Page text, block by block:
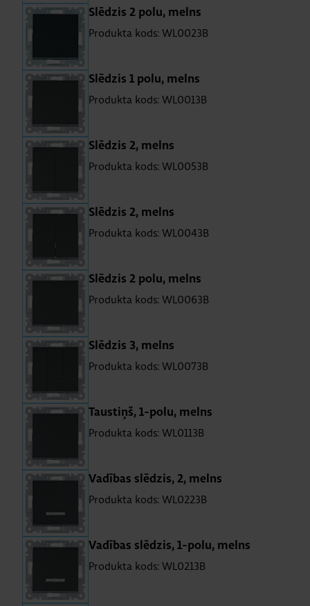
Slē­dzis 2 polu, melns
Produkta kods: WL0023B
Slē­dzis 1 polu, melns
Produkta kods: WL0013B
Slē­dzis 2, melns
Produkta kods: WL0053B
Slē­dzis 2, melns
Produkta kods: WL0043B
Slē­dzis 2 polu, melns
Produkta kods: WL0063B
Slē­dzis 3, melns
Produkta kods: WL0073B
Taus­tiņš, 1-polu, melns
Produkta kods: WL0113B
Va­dī­bas slē­dzis, 2, melns
Produkta kods: WL0223B
Va­dī­bas slē­dzis, 1-polu, melns
Produkta kods: WL0213B